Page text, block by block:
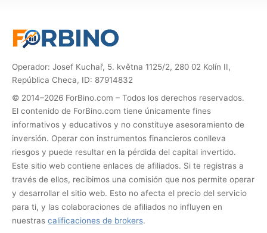
Operador: Josef Kuchař, 5. května 1125/2, 280 02 Kolín II,
República Checa, ID: 87914832
© 2014–2026 ForBino.com – Todos los derechos reservados.
El contenido de ForBino.com tiene únicamente fines
informativos y educativos y no constituye asesoramiento de
inversión. Operar con instrumentos financieros conlleva
riesgos y puede resultar en la pérdida del capital invertido.
Este sitio web contiene enlaces de afiliados. Si te registras a
través de ellos, recibimos una comisión que nos permite operar
y desarrollar el sitio web. Esto no afecta el precio del servicio
para ti, y las colaboraciones de afiliados no influyen en
nuestras calificaciones de brokers.